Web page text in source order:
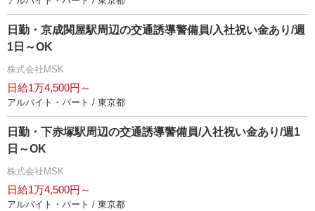
日勤・京成関屋駅周辺の交通誘導警備員/入社祝い金あり/週
1日～OK
株式会社MSK
日給1万4,500円～
アルバイト・パート / 東京都
日勤・下赤塚駅周辺の交通誘導警備員/入社祝い金あり/週1
日～OK
株式会社MSK
日給1万4,500円～
アルバイト・パート / 東京都